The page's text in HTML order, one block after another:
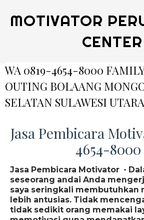
MOTIVATOR
CENTER
WA 0819-4654-8000
OUTING BOLAANG
SELATAN SULAWESI UTARA
Jasa Pembicara
4654-8000
Jasa Pembicara Motivator -
seseorang andai Anda
saya seringkali membutuhkan
lebih antusias. Tidak
tidak sedikit orang memakai